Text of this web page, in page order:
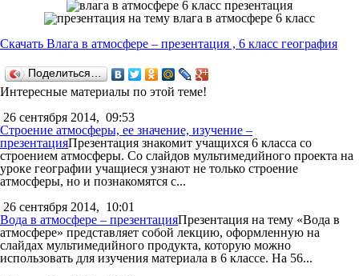
Скачать Влага в атмосфере – презентация , 6 класс география
Поделиться…
Интересные материалы по этой теме!
26 сентября 2014, 09:53
Строение атмосферы, ее значение, изучение –
презентацияПрезентация знакомит учащихся 6 класса со
строением атмосферы. Со слайдов мультимедийного проекта на
уроке географии учащиеся узнают не только строение
атмосферы, но и познакомятся с...
26 сентября 2014, 10:01
Вода в атмосфере – презентацияПрезентация на тему «Вода в
атмосфере» представляет собой лекцию, оформленную на
слайдах мультимедийного продукта, которую можно
использовать для изучения материала в 6 классе. На 56...